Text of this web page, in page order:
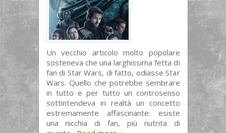
Un vecchio articolo molto popolare
sosteneva che una larghissima fetta di
fan di Star Wars, di fatto, odiasse Star
Wars. Quello che potrebbe sembrare
in tutto e per tutto un controsenso
sottintendeva in realtà un concetto
estremamente affascinante: esiste
una nicchia di fan, più nutrita di